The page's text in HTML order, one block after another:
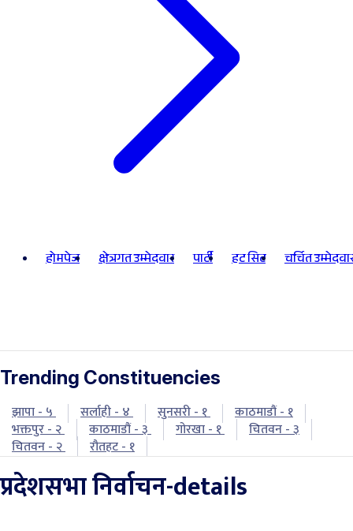
होमपेज क्षेत्रगत उम्मेदवार पार्टी हट सिट चर्चित
Trending Constituencies
झापा - ५ सर्लाही - ४ सुनसरी - १
काठमाडौं - १
भक्तपुर - २
काठमाडौं - ३ गोरखा - १
चितवन - ३
चितवन - २
रौतहट - १
प्रदेशसभा निर्वाचन-details